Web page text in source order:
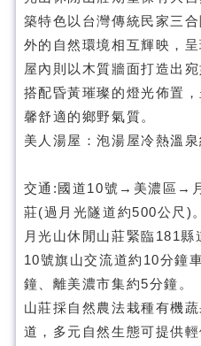
築特色以台灣傳統民家三
外的自然環境相互輝映，
屋內則以木質牆面打造出
搭配昏黃璀璨的燈光佈置
馨舒適的鄉野氣質。
美人湯屋：泡湯屋冷熱溫
交通:國道10號→美濃區→
莊(過月光隧道約500公尺)。
月光山休閒山莊緊臨181
10號旗山交流道約10分鐘
鐘、離美濃市集約5分鐘。
山莊採自然農法栽種有機
道，多元自然生態可提供